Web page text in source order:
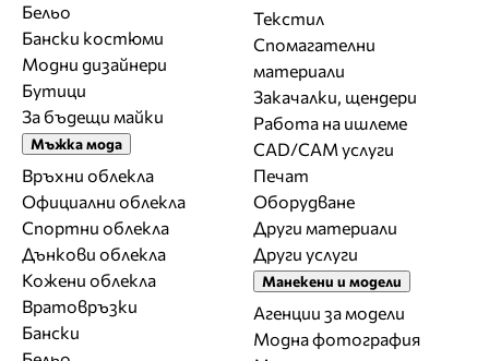
Бельо
Бански костюми
Модни дизайнери
Бутици
За бъдещи майки
Мъжка мода
Връхни облекла
Официални облекла
Спортни облекла
Дънкови облекла
Кожени облекла
Вратовръзки
Бански
Текстил
Спомагателни
материали
Закачалки, щендери
Работа на ишлеме
CAD/CAM услуги
Печат
Оборудване
Други материали
Други услуги
Манекени и модели
Агенции за модели
Модна фотография